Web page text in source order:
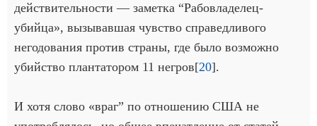
действительности — заметка “Рабовладелец-
убийца», вызывавшая чувство справедливого
негодования против страны, где было возможно
убийство плантатором 11 негров[20].
И хотя слово «враг” по отношению США не